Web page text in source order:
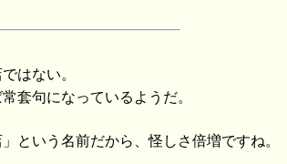
はない。
套句になっているようだ。
という名前だから、怪しさ倍増ですね。